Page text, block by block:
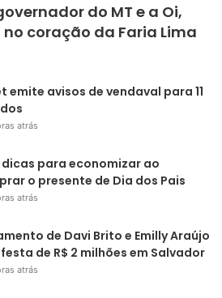
do MT e a Oi,
no coração da Faria Lima
emite avisos de vendaval para 11
atrás
dicas para economizar ao
o presente de Dia dos Pais
atrás
de Davi Brito e Emilly Araújo
de R$ 2 milhões em Salvador
atrás